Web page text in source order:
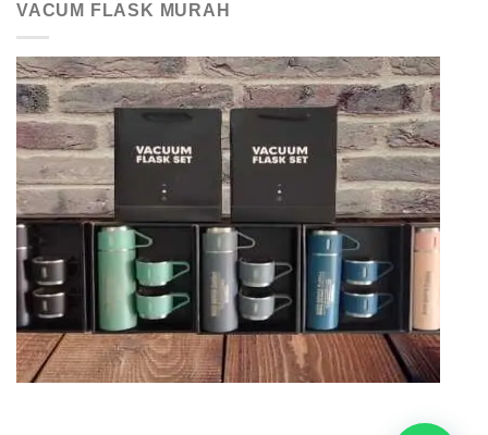
VACUM FLASK MURAH